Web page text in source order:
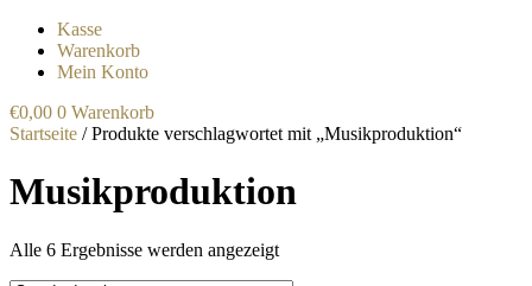
Kasse
Warenkorb
Mein Konto
€0,00 0 Warenkorb
Startseite / Produkte verschlagwortet mit „Musikproduktion“
Musikproduktion
Alle 6 Ergebnisse werden angezeigt